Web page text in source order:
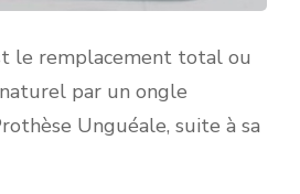
le remplacement total ou
par un ongle
Unguéale, suite à sa